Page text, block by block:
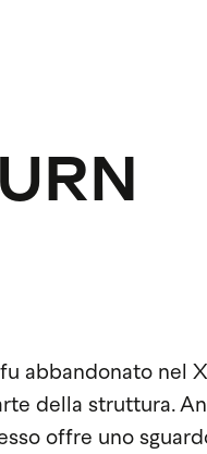
abbandonato nel
della struttura.
offre uno